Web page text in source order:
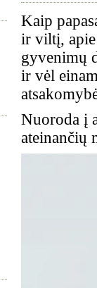
Kaip
ir viltį, apie
gyvenimų
ir vėl
Nuoroda į
ateinančių